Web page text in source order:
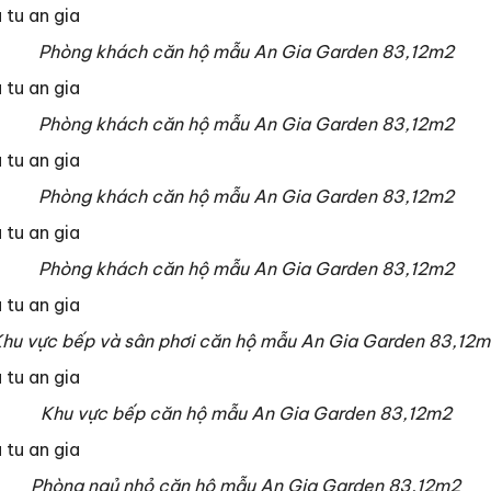
Phòng khách căn hộ mẫu An Gia Garden 83,12m2
Phòng khách căn hộ mẫu An Gia Garden 83,12m2
Phòng khách căn hộ mẫu An Gia Garden 83,12m2
Phòng khách căn hộ mẫu An Gia Garden 83,12m2
vực bếp và sân phơi căn hộ mẫu An Gia Garden
Khu vực bếp căn hộ mẫu An Gia Garden 83,12m2
Phòng ngủ nhỏ căn hộ mẫu An Gia Garden 83,12m2